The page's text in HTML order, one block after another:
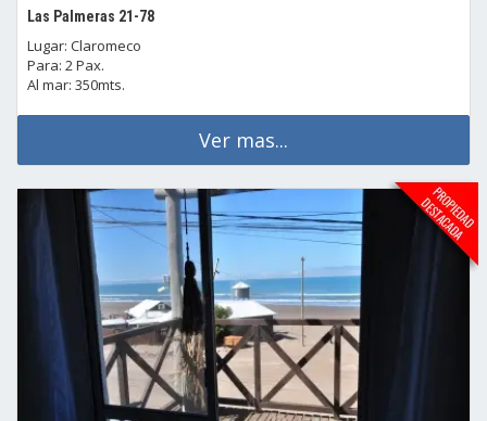
Las Palmeras 21-78
Lugar: Claromeco
Para: 2 Pax.
Al mar: 350mts.
Ver mas...